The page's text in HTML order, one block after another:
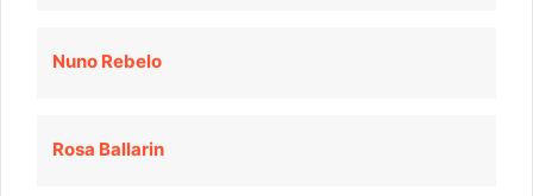
Nuno Rebelo
Rosa Ballarin